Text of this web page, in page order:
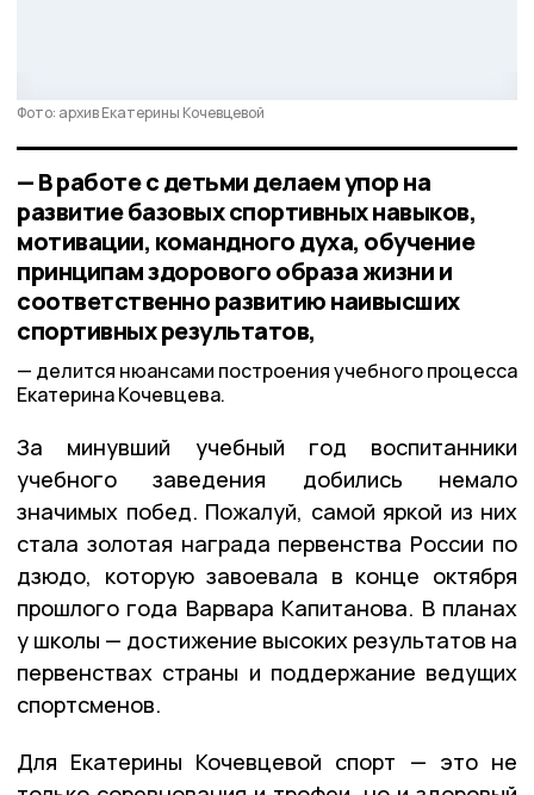
Фото: архив Екатерины Кочевцевой
— В работе с детьми делаем упор на
развитие базовых спортивных навыков,
мотивации, командного духа, обучение
принципам здорового образа жизни и
соответственно развитию наивысших
спортивных результатов,
делится нюансами построения учебного процесса
Екатерина Кочевцева.
За минувший учебный год воспитанники
учебного заведения добились немало
значимых побед. Пожалуй, самой яркой из них
стала золотая награда первенства России по
дзюдо, которую завоевала в конце октября
прошлого года Варвара Капитанова. В планах
у школы — достижение высоких результатов на
первенствах страны и поддержание ведущих
спортсменов.
Для Екатерины Кочевцевой спорт — это не